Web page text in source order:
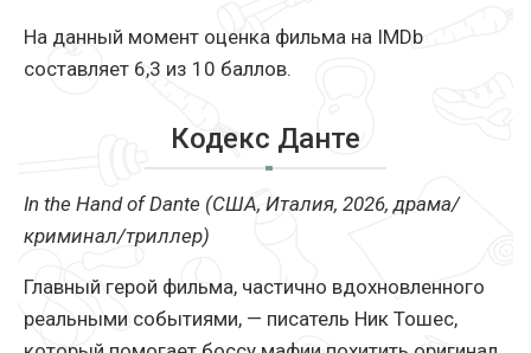
На данный момент оценка фильма на IMDb
составляет 6,3 из 10 баллов.
Кодекс Данте
In the Hand of Dante (США, Италия, 2026, драма/
криминал/триллер)
Главный герой фильма, частично вдохновленного
реальными событиями, — писатель Ник Тошес,